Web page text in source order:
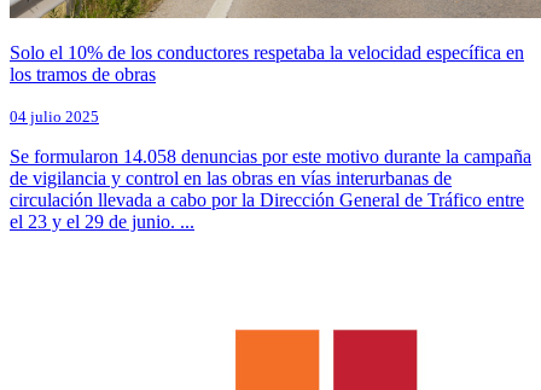
Solo el 10% de los conductores respetaba la velocidad específica en
los tramos de obras
04 julio 2025
Se formularon 14.058 denuncias por este motivo durante la campaña
de vigilancia y control en las obras en vías interurbanas de
circulación llevada a cabo por la Dirección General de Tráfico entre
el 23 y el 29 de junio. ...